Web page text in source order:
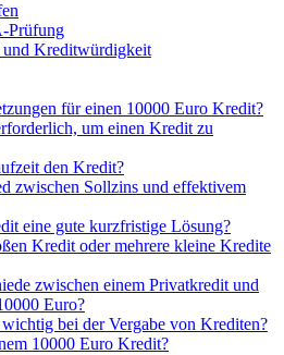
Prüfung
Kreditwürdigkeit
für einen 10000 Euro Kredit?
um einen Kredit zu
den Kredit?
zwischen Sollzins und effektivem
eine gute kurzfristige Lösung?
Kredit oder mehrere kleine Kredite
zwischen einem Privatkredit und
Euro?
bei der Vergabe von Krediten?
10000 Euro Kredit?